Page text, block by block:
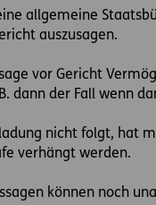
allgemeine
auszusagen.
vor Gericht
dann der Fall wenn
nicht folgt, hat
verhängt werden.
können noch